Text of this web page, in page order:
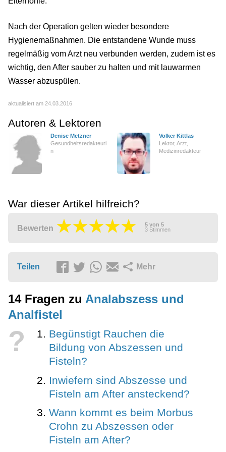
Nach der Operation gelten wieder besondere
Hygienemaßnahmen. Die entstandene Wunde muss
regelmäßig vom Arzt neu verbunden werden, zudem ist es
wichtig, den After sauber zu halten und mit lauwarmen
Wasser abzuspülen.
aktualisiert am 24.03.2016
Autoren & Lektoren
Denise Metzner
Gesundheitsredakteuri
n
Volker Kittlas
Lektor, Arzt,
Medizinredakteur
War dieser Artikel hilfreich?
Bewerten 5 von 5
3 Stimmen
Teilen Mehr
14 Fragen zu Analabszess und
Analfistel
?
Begünstigt Rauchen die
Bildung von Abszessen und
Fisteln?
Inwiefern sind Abszesse und
Fisteln am After ansteckend?
Wann kommt es beim Morbus
Crohn zu Abszessen oder
Fisteln am After?